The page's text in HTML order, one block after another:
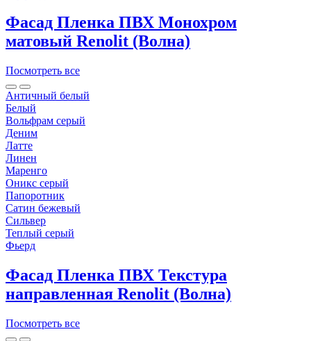
Фасад Пленка ПВХ Монохром
матовый Renolit (Волна)
Посмотреть все
Античный белый
Белый
Вольфрам серый
Деним
Латте
Линен
Маренго
Оникc серый
Папоротник
Сатин бежевый
Сильвер
Теплый серый
Фьерд
Фасад Пленка ПВХ Текстура
направленная Renolit (Волна)
Посмотреть все